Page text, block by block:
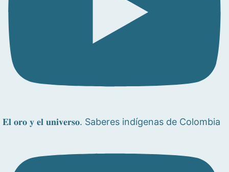
𝐄𝐥 𝐨𝐫𝐨 𝐲 𝐞𝐥 𝐮𝐧𝐢𝐯𝐞𝐫𝐬𝐨. Saberes indígenas de Colombia